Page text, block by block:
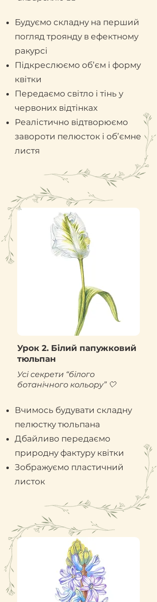
Будуємо складну на перший
погляд троянду в ефектному
ракурсі
Підкреслюємо об’єм і форму
квітки
Передаємо світло і тінь у
червоних відтінках
Реалістично відтворюємо
завороти пелюсток і об’ємне
листя
Урок 2. Білий папужковий
тюльпан
Усі секрети “білого
ботанічного кольору” 🤍
Вчимось будувати складну
пелюстку тюльпана
Дбайливо передаємо
природну фактуру квітки
Зображуємо пластичний
листок